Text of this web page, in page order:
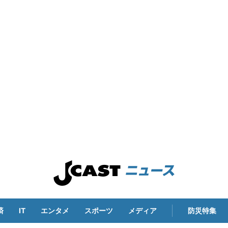
IT エンタメ スポーツ メディア 防災特集